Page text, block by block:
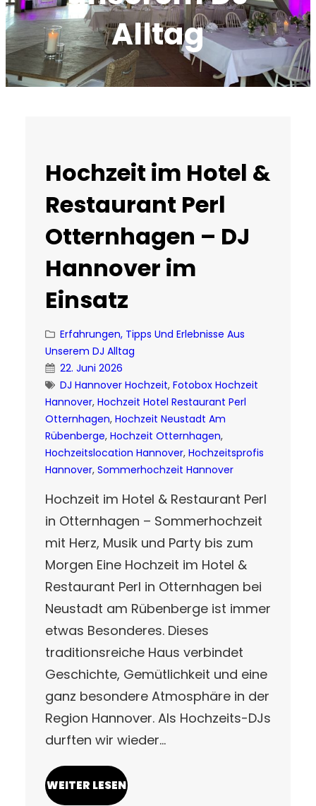
Alltag
Hochzeit im Hotel &
Restaurant Perl
Otternhagen – DJ
Hannover im
Einsatz
Erfahrungen, Tipps Und Erlebnisse Aus
Unserem DJ Alltag
22. Juni 2026
DJ Hannover Hochzeit, Fotobox Hochzeit
Hannover, Hochzeit Hotel Restaurant Perl
Otternhagen, Hochzeit Neustadt Am
Rübenberge, Hochzeit Otternhagen
Hochzeitslocation Hannover, Hochzeitsprofis
Hannover, Sommerhochzeit Hannover
Hochzeit im Hotel & Restaurant Perl
in Otternhagen – Sommerhochzeit
mit Herz, Musik und Party bis zum
Morgen Eine Hochzeit im Hotel &
Restaurant Perl in Otternhagen bei
Neustadt am Rübenberge ist immer
etwas Besonderes. Dieses
traditionsreiche Haus verbindet
Geschichte, Gemütlichkeit und eine
ganz besondere Atmosphäre in der
Region Hannover. Als Hochzeits-DJs
durften wir wieder…
WEITER LESEN